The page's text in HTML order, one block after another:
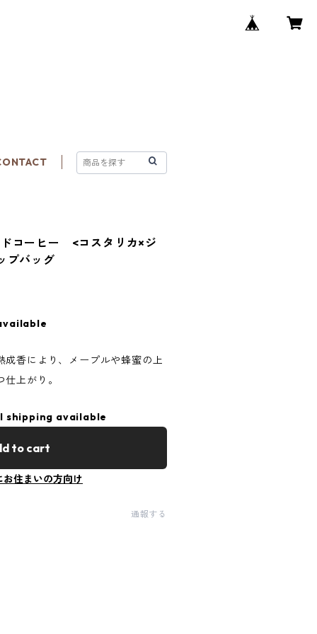
コーヒー <コスタリカ×ジ
プバッグ
成香により、メープルや蜂蜜の上
上がり。
shipping available
to cart
お住まいの方向け
通報する